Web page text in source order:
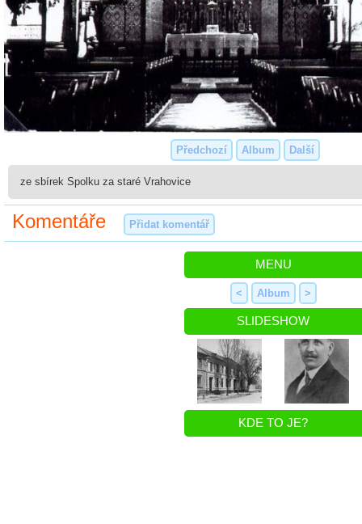
Předchozí Album Další
ze sbírek Spolku za staré Vrahovice
Komentáře Přidat komentář
MENU
< Album >
SLIDESHOW
KDE TO JE?